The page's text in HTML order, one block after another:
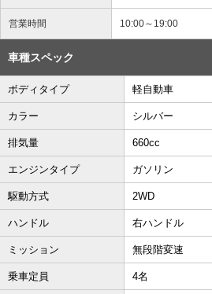
営業時間 10:00～19:00
車種スペック
ボディタイプ 軽自動車
カラー シルバー
排気量 660cc
エンジンタイプ ガソリン
駆動方式 2WD
ハンドル 右ハンドル
ミッション 無段階変速
乗車定員 4名